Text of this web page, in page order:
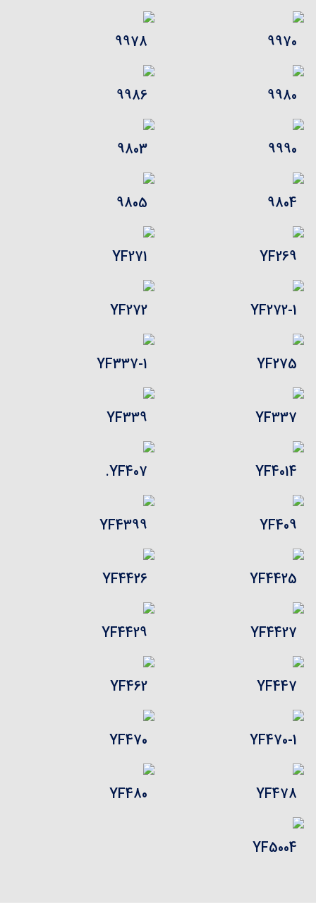
9970
9978
9980
9986
9990
9803
9804
9805
YF269
YF271
YF272-1
YF272
YF275
YF337-1
YF337
YF339
YF4014
YF407.
YF409
YF4399
YF4425
YF4426
YF4427
YF4429
YF447
YF462
YF470-1
YF470
YF478
YF480
YF5004